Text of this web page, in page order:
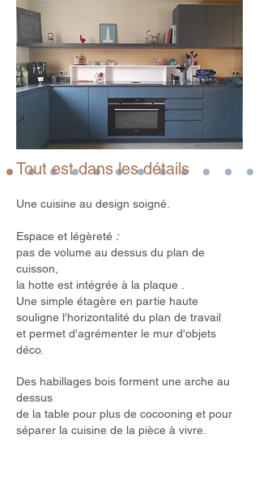
Tout est dans les détails
Une cuisine au design soigné.
Espace et légèreté :
pas de volume au dessus du plan de
cuisson,
la hotte est intégrée à la plaque .
Une simple étagère en partie haute
souligne l'horizontalité du plan de travail
et permet d'agrémenter le mur d'objets
déco.
Des habillages bois forment une arche au
dessus
de la table pour plus de cocooning et pour
séparer la cuisine de la pièce à vivre.